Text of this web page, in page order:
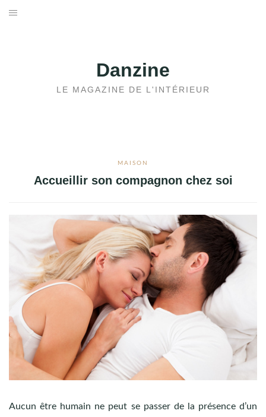
Danzine
LE MAGAZINE DE L'INTÉRIEUR
MAISON
Accueillir son compagnon chez soi
Aucun être humain ne peut se passer de la présence d’un